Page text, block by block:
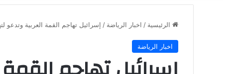
الرئيسية / اخبار الرياضة / إسرائيل تهاجم القمة العربية وتدعو
اخبار الرياضة